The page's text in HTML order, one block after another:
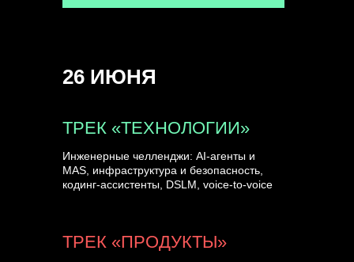
26 ИЮНЯ
ТРЕК «ПРОДУКТЫ»
Инженерные челленджи: AI-агенты и
MAS, инфраструктура и безопасность,
кодинг-ассистенты, DSLM, voice-to-voice
ТРЕК «ТЕХНОЛОГИИ»